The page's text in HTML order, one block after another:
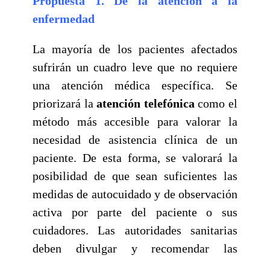
enfermedad
La mayoría de los pacientes afectados
sufrirán un cuadro leve que no requiere
una atención médica específica. Se
priorizará laatención telefónica como el
método más accesible para valorar la
necesidad de asistencia clínica de un
paciente. De esta forma, se valorará la
posibilidad de que sean suficientes las
medidas de autocuidado y de observación
activa por parte del paciente o sus
cuidadores. Las autoridades sanitarias
deben divulgar y recomendar las